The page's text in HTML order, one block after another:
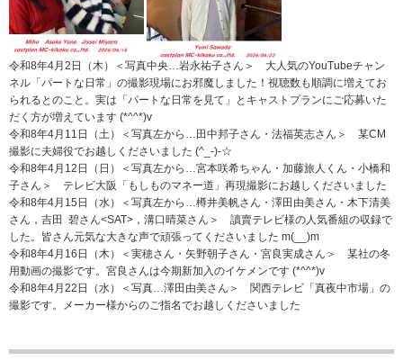
令和8年4月2日（木）＜写真中央…岩永祐子さん＞ 大人気のYouTubeチャン
ネル「パートな日常」の撮影現場にお邪魔しました！視聴数も順調に増えてお
られるとのこと。実は「パートな日常を見て」とキャストプランにご応募いた
だく方が増えています (*^^*)v
令和8年4月11日（土）＜写真左から…田中邦子さん・法福英志さん＞ 某CM
撮影に夫婦役でお越しくださいました (^_-)-☆
令和8年4月12日（日）＜写真左から…宮本咲希ちゃん・加藤旅人くん・小橋和
子さん＞ テレビ大阪「もしものマネー道」再現撮影にお越しくださいました
令和8年4月15日（水）＜写真左から…樽井美帆さん・澤田由美さん・木下清美
さん，吉田 碧さん<SAT>，溝口晴菜さん＞ 讀賣テレビ様の人気番組の収録で
した。皆さん元気な大きな声で頑張ってくださいました m(__)m
令和8年4月16日（木）＜実穂さん・矢野朝子さん・宮良実成さん＞ 某社の冬
用動画の撮影です。宮良さんは今期新加入のイケメンです (*^^*)v
令和8年4月22日（水）＜写真…澤田由美さん＞ 関西テレビ「真夜中市場」の
撮影です。メーカー様からのご指名でお越しくださいました